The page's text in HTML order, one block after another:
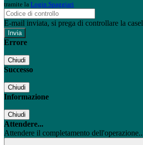
tramite la Login Spaggiari
E-mail inviata, si prega di controllare la
Errore
Chiudi
Successo
Chiudi
Informazione
Chiudi
Attendere...
Attendere il completamento